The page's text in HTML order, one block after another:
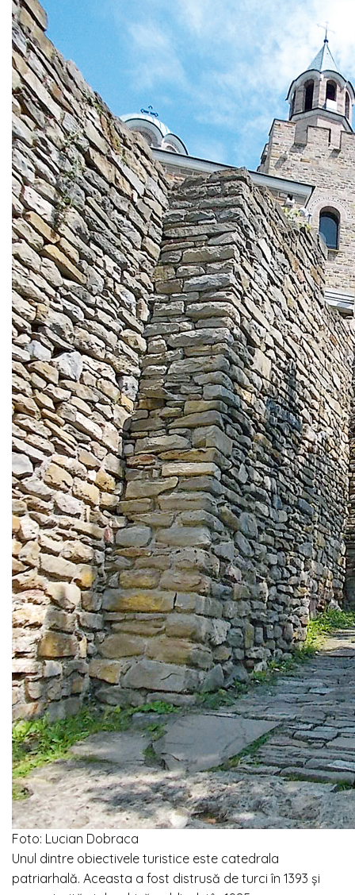
Foto: Lucian Dobraca
Unul dintre obiectivele turistice este catedrala
patriarhală. Aceasta a fost distrusă de turci în 1393 și